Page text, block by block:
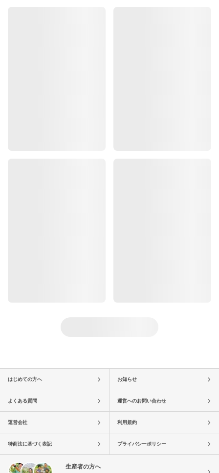
はじめての方へ お知らせ
よくある質問 運営へのお問い合わせ
運営会社 利用規約
特商法に基づく表記 プライバシーポリシー
生産者の方へ